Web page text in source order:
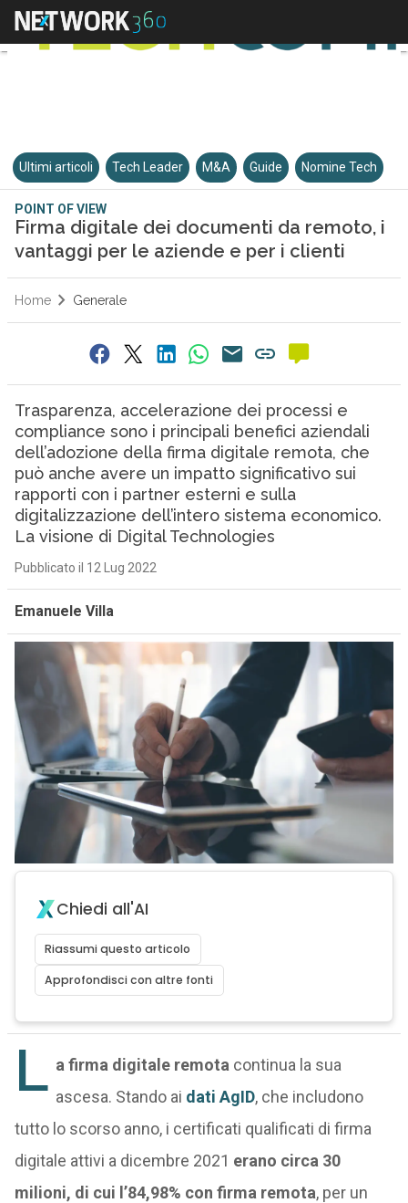
Ultimi articoli Tech Leader M&A Guide Nomine Tech
POINT OF VIEW
Firma digitale dei documenti da remoto, i
vantaggi per le aziende e per i clienti
Home Generale
Trasparenza, accelerazione dei processi e
compliance sono i principali benefici aziendali
dell’adozione della firma digitale remota, che
può anche avere un impatto significativo sui
rapporti con i partner esterni e sulla
digitalizzazione dell’intero sistema economico.
La visione di Digital Technologies
Pubblicato il 12 Lug 2022
Emanuele Villa
Chiedi all'AI
Riassumi questo articolo
Approfondisci con altre fonti
L a firma digitale remota continua la sua
ascesa. Stando ai dati AgID, che includono
tutto lo scorso anno, i certificati qualificati di firma
digitale attivi a dicembre 2021 erano circa 30
milioni, di cui l’84,98% con firma remota, per un